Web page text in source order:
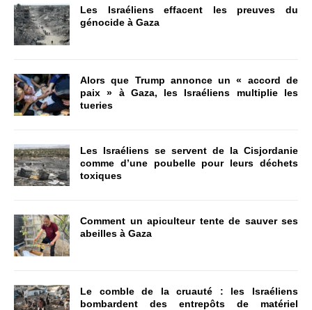
Les Israéliens effacent les preuves du
génocide à Gaza
Alors que Trump annonce un « accord de
paix » à Gaza, les Israéliens multiplie les
tueries
Les Israéliens se servent de la Cisjordanie
comme d’une poubelle pour leurs déchets
toxiques
Comment un apiculteur tente de sauver ses
abeilles à Gaza
Le comble de la cruauté : les Israéliens
bombardent des entrepôts de matériel